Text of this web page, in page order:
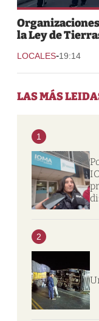
la Ley de
LOCALES-19:14
LAS MÁS
1
2